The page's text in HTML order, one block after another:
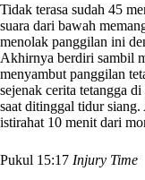
Tidak terasa sudah 45
suara dari bawah
menolak panggilan ini
Akhirnya berdiri sambil
menyambut panggilan
sejenak cerita tetangga
saat ditinggal tidur
istirahat 10 menit dari
Pukul 15:17 Injury Time